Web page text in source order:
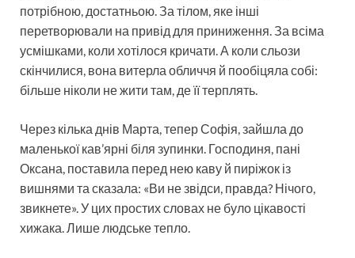
потрібною, достатньою. За тілом, яке інші
перетворювали на привід для приниження. За всіма
усмішками, коли хотілося кричати. А коли сльози
скінчилися, вона витерла обличчя й пообіцяла собі:
більше ніколи не жити там, де її терплять.
Через кілька днів Марта, тепер Софія, зайшла до
маленької кав’ярні біля зупинки. Господиня, пані
Оксана, поставила перед нею каву й пиріжок із
вишнями та сказала: «Ви не звідси, правда? Нічого,
звикнете». У цих простих словах не було цікавості
хижака. Лише людське тепло.